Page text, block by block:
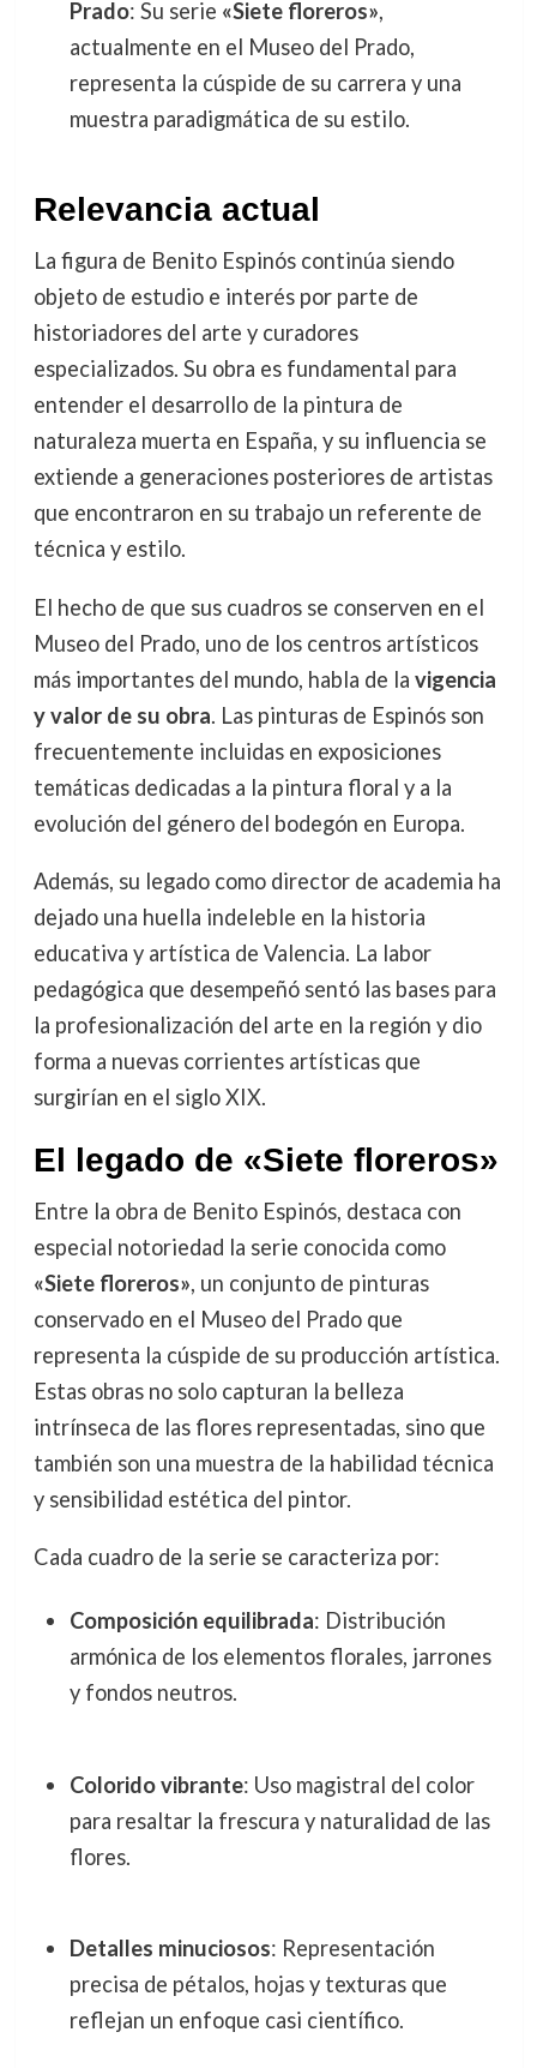
Prado: Su serie «Siete floreros»,
actualmente en el Museo del Prado,
representa la cúspide de su carrera y una
muestra paradigmática de su estilo.
Relevancia actual
La figura de Benito Espinós continúa siendo
objeto de estudio e interés por parte de
historiadores del arte y curadores
especializados. Su obra es fundamental para
entender el desarrollo de la pintura de
naturaleza muerta en España, y su influencia se
extiende a generaciones posteriores de artistas
que encontraron en su trabajo un referente de
técnica y estilo.
El hecho de que sus cuadros se conserven en el
Museo del Prado, uno de los centros artísticos
más importantes del mundo, habla de la vigencia
y valor de su obra. Las pinturas de Espinós son
frecuentemente incluidas en exposiciones
temáticas dedicadas a la pintura floral y a la
evolución del género del bodegón en Europa.
Además, su legado como director de academia ha
dejado una huella indeleble en la historia
educativa y artística de Valencia. La labor
pedagógica que desempeñó sentó las bases para
la profesionalización del arte en la región y dio
forma a nuevas corrientes artísticas que
surgirían en el siglo XIX.
El legado de «Siete floreros»
Entre la obra de Benito Espinós, destaca con
especial notoriedad la serie conocida como
«Siete floreros», un conjunto de pinturas
conservado en el Museo del Prado que
representa la cúspide de su producción artística.
Estas obras no solo capturan la belleza
intrínseca de las flores representadas, sino que
también son una muestra de la habilidad técnica
y sensibilidad estética del pintor.
Cada cuadro de la serie se caracteriza por:
Composición equilibrada: Distribución
armónica de los elementos florales, jarrones
y fondos neutros.
Colorido vibrante: Uso magistral del color
para resaltar la frescura y naturalidad de las
flores.
Detalles minuciosos: Representación
precisa de pétalos, hojas y texturas que
reflejan un enfoque casi científico.